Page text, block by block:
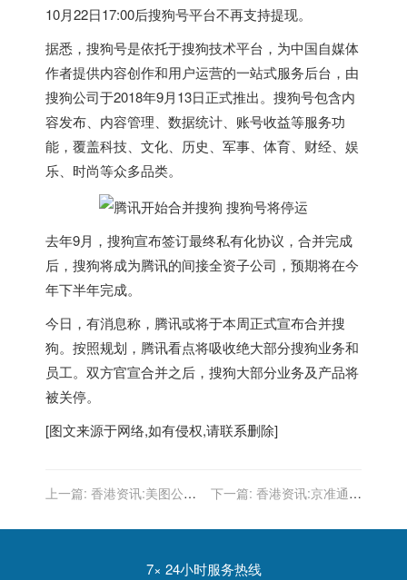
10月22日17:00后搜狗号平台不再支持提现。
据悉，搜狗号是依托于搜狗技术平台，为中国自媒体
作者提供内容创作和用户运营的一站式服务后台，由
搜狗公司于2018年9月13日正式推出。搜狗号包含内
容发布、内容管理、数据统计、账号收益等服务功
能，覆盖科技、文化、历史、军事、体育、财经、娱
乐、时尚等众多品类。
去年9月，搜狗宣布签订最终私有化协议，合并完成
后，搜狗将成为腾讯的间接全资子公司，预期将在今
年下半年完成。
今日，有消息称，腾讯或将于本周正式宣布合并搜
狗。按照规划，腾讯看点将吸收绝大部分搜狗业务和
员工。双方官宣合并之后，搜狗大部分业务及产品将
被关停。
[图文来源于网络,如有侵权,请联系删除]
上一篇: 香港资讯:美图公司
秀网”与公司无任何关联
下一篇: 香港资讯:京准通七
全链路
7× 24小时服务热线